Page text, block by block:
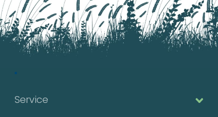
Service